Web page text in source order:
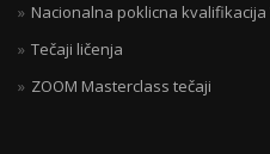
Nacionalna poklicna
Tečaji ličenja
ZOOM Masterclass tečaji